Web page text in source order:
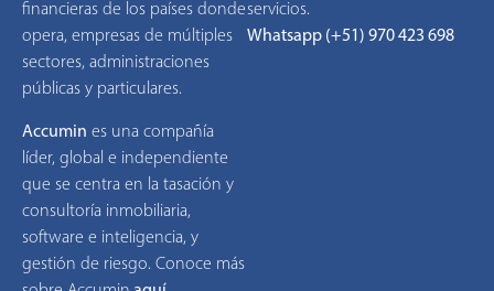
financieras de los países donde
opera, empresas de múltiples
sectores, administraciones
públicas y particulares.
Accumin es una compañía
líder, global e independiente
que se centra en la tasación y
consultoría inmobiliaria,
software e inteligencia, y
gestión de riesgo. Conoce más
servicios.
Whatsapp (+51) 970 423 698